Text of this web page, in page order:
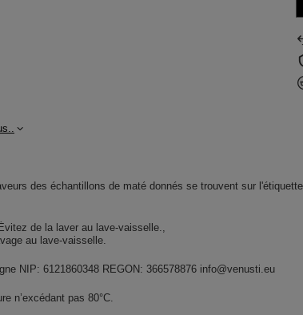
des échantillons de maté donnés se trouvent sur
de la laver au lave-vaisselle.
au lave-vaisselle.
NIP: 6121860348 REGON: 366578876 info@venusti.eu
n’excédant pas 80°C.